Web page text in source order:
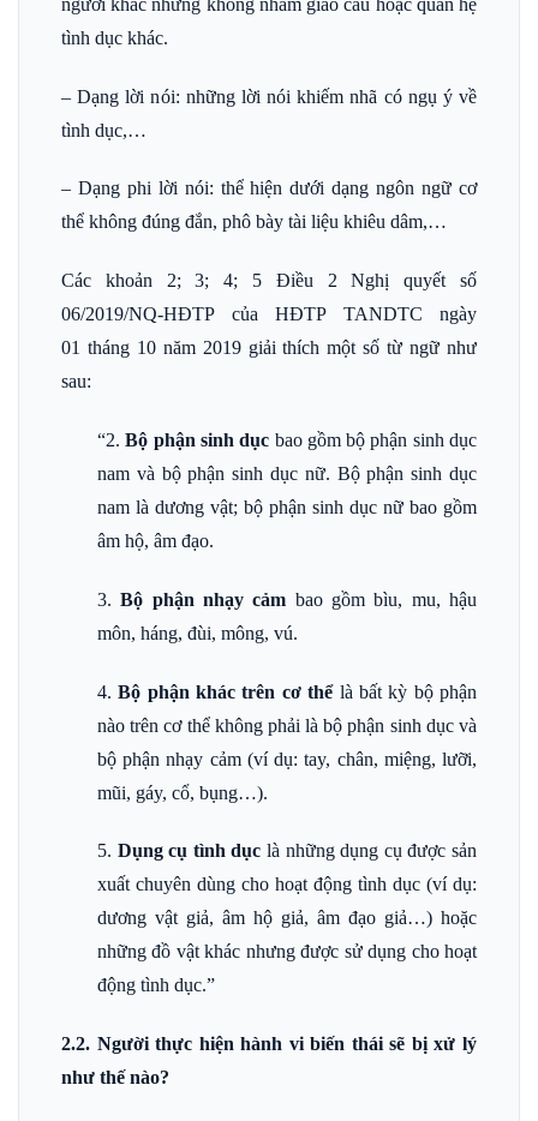
tình dục khác.
– Dạng lời nói: những lời nói khiếm nhã có ngụ ý về
tình dục,…
– Dạng phi lời nói: thể hiện dưới dạng ngôn ngữ cơ
thể không đúng đắn, phô bày tài liệu khiêu dâm,…
Các khoản 2; 3; 4; 5 Điều 2 Nghị quyết số
06/2019/NQ-HĐTP của HĐTP TANDTC ngày
01 tháng 10 năm 2019 giải thích một số từ ngữ như
sau:
“2. Bộ phận sinh dục bao gồm bộ phận sinh dục
nam và bộ phận sinh dục nữ. Bộ phận sinh dục
nam là dương vật; bộ phận sinh dục nữ bao gồm
âm hộ, âm đạo.
3.Bộ phận nhạy cảm bao gồm bìu, mu, hậu
môn, háng, đùi, mông, vú.
4.Bộ phận khác trên cơ thể là bất kỳ bộ phận
nào trên cơ thể không phải là bộ phận sinh dục và
bộ phận nhạy cảm (ví dụ: tay, chân, miệng, lưỡi,
mũi, gáy, cổ, bụng…).
5. Dụng cụ tình dục là những dụng cụ được sản
xuất chuyên dùng cho hoạt động tình dục (ví dụ:
dương vật giả, âm hộ giả, âm đạo giả…) hoặc
những đồ vật khác nhưng được sử dụng cho hoạt
động tình dục.”
2.2. Người thực hiện hành vi biến thái sẽ bị xử lý
như thế nào?